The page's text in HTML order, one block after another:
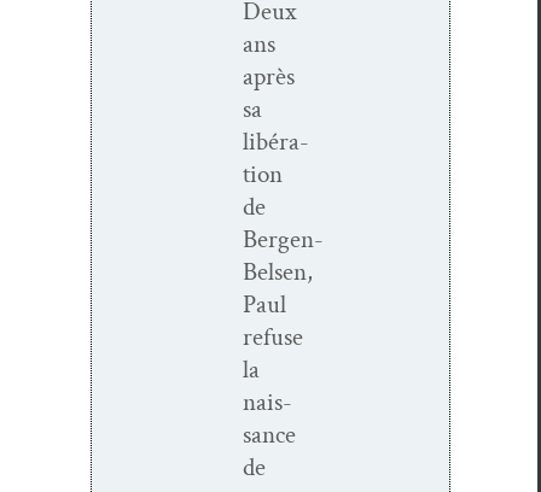
Deux
ans
après
sa
libéra­
tion
de
Bergen-
Belsen,
Paul
refuse
la
nais­
sance
de